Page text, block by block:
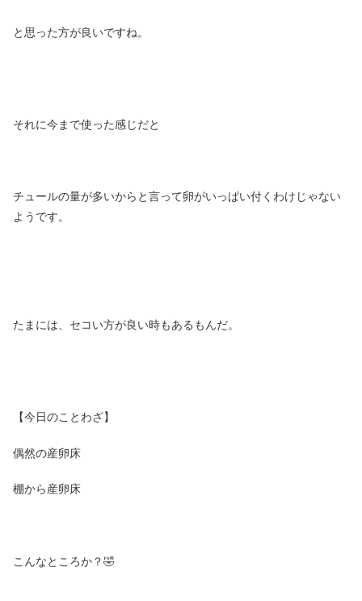
と思った方が良いですね。
それに今まで使った感じだと
チュールの量が多いからと言って卵がいっぱい付くわけじゃない
ようです。
たまには、セコい方が良い時もあるもんだ。
【今日のことわざ】
偶然の産卵床
棚から産卵床
こんなところか？🤣